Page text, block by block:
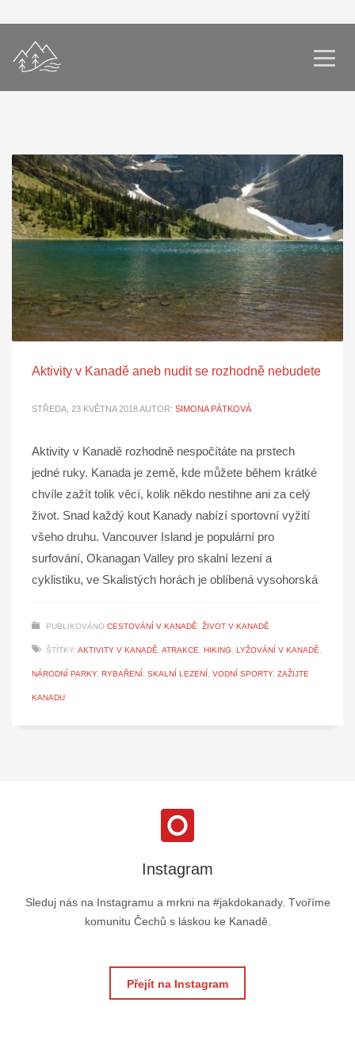
Aktivity v Kanadě aneb nudit se rozhodně nebudete
STŘEDA, 23 KVĚTNA 2018AUTOR: SIMONA PÁTKOVÁ
Aktivity v Kanadě rozhodně nespočítáte na prstech
jedné ruky. Kanada je země, kde můžete během krátké
chvíle zažít tolik věcí, kolik někdo nestihne ani za celý
život. Snad každý kout Kanady nabízí sportovní vyžití
všeho druhu. Vancouver Island je populární pro
surfování, Okanagan Valley pro skalní lezení a
cyklistiku, ve Skalistých horách je oblíbená vysohorská
PUBLIKOVÁNO CESTOVÁNÍ V KANADĚ, ŽIVOT V KANADĚ
ŠTÍTKY: AKTIVITY V KANADĚ, ATRAKCE, HIKING, LYŽOVÁNÍ V KANADĚ,
NÁRODNÍ PARKY, RYBAŘENÍ, SKALNÍ LEZENÍ, VODNÍ SPORTY, ZAŽIJTE
KANADU
Instagram
Sleduj nás na Instagramu a mrkni na #jakdokanady. Tvoříme
komunitu Čechů s láskou ke Kanadě.
Přejít na Instagram